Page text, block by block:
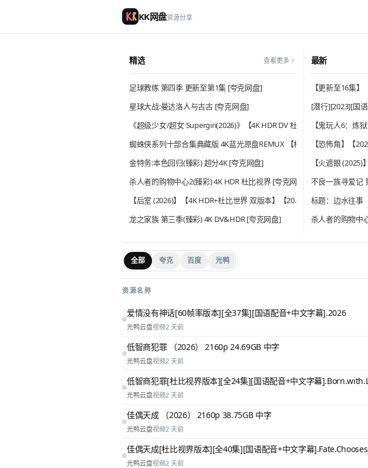
KK网盘资源分享
KK网盘资源分享
精选 查看更多
足球教练 第四季 更新至第1集 [夸克网盘]
星球大战:曼达洛人与古古 [夸克网盘]
《超级少女/超女 Supergiri(2026)》【4K HDR DV 杜比视界】【内封简
蜘蛛侠系列十部合集典藏版 4K蓝光原盘REMUX 【杜比全景声国英双音
金特务:本色回归(臻彩) 超分4K [夸克网盘]
杀人者的购物中心2(臻彩) 4K HDR 杜比视界 [夸克网盘]
【后室 (2026)】【4K HDR+杜比世界 双版本】【20.3G】【内封中英双
龙之家族 第三季(臻彩) 4K DV&HDR [夸克网盘]
最新
【更新至16集
[潜行][2023][国
【鬼玩人6：炼
【恐怖角】【
【火遮眼
不良一族寻爱记
标题：边水往事
杀人者的购物中
全部 夸克 百度 光鸭
资源名称
爱情没有神话[60帧率版本][全37集][国语配音+中文字幕].2026
光鸭云盘视频2 天前
低智商犯罪 （2026） 2160p 24.69GB 中字
光鸭云盘视频2 天前
低智商犯罪[杜比视界版本][全24集][国语配音+中文字幕
光鸭云盘视频2 天前
佳偶天成 （2026） 2160p 38.75GB 中字
光鸭云盘视频2 天前
佳偶天成[杜比视界版本][全40集][国语配音+中文字幕
光鸭云盘视频2 天前